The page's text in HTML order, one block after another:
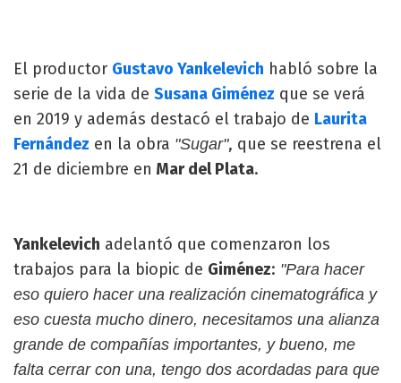
El productor Gustavo Yankelevich habló sobre la
serie de la vida de Susana Giménez que se verá
en 2019 y además destacó el trabajo de Laurita
Fernández en la obra "Sugar", que se reestrena el
21 de diciembre en Mar del Plata.
Yankelevich adelantó que comenzaron los
trabajos para la biopic de Giménez: "Para hacer
eso quiero hacer una realización cinematográfica y
eso cuesta mucho dinero, necesitamos una alianza
grande de compañías importantes, y bueno, me
falta cerrar con una, tengo dos acordadas para que